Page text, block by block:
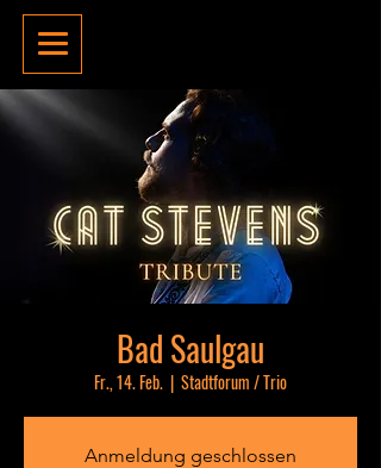
Bad Saulgau
Fr., 14. Feb.
  |
Stadtforum / Trio
Anmeldung geschlossen